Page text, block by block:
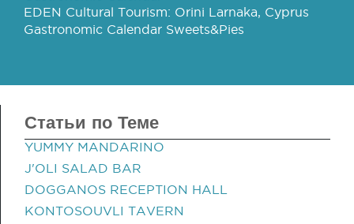
EDEN Cultural Tourism: Orini Larnaka, Cyprus
Gastronomic Calendar Sweets&Pies
Статьи по Теме
YUMMY MANDARINO
J'OLI SALAD BAR
DOGGANOS RECEPTION HALL
KONTOSOUVLI TAVERN